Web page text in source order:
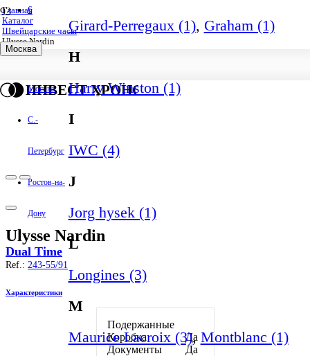
€
Москва
Москва
С.-
Петербург
Ростов-на-
Дону
Girard-Perregaux (1), Graham (1)
H
Harry Winston (1)
I
IWC (4)
J
Jorg hysek (1)
L
Longines (3)
M
Maurice Lacroix (3),Montblanc (1)
ИНВЕСТ ХРОНО
Главная
Каталог
Швейцарские часы
Ulysse Nardin
Ulysse Nardin
Dual Time
Ref.: 243-55/91
Характеристики
Подержанные
Коробка
Да
Документы
Да